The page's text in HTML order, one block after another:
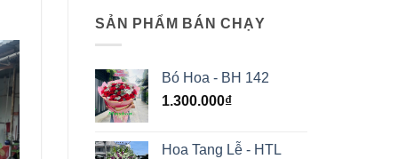
SẢN PHẨM BÁN CHẠY
Bó Hoa - BH 142
1.300.000₫
Hoa Tang Lễ - HTL